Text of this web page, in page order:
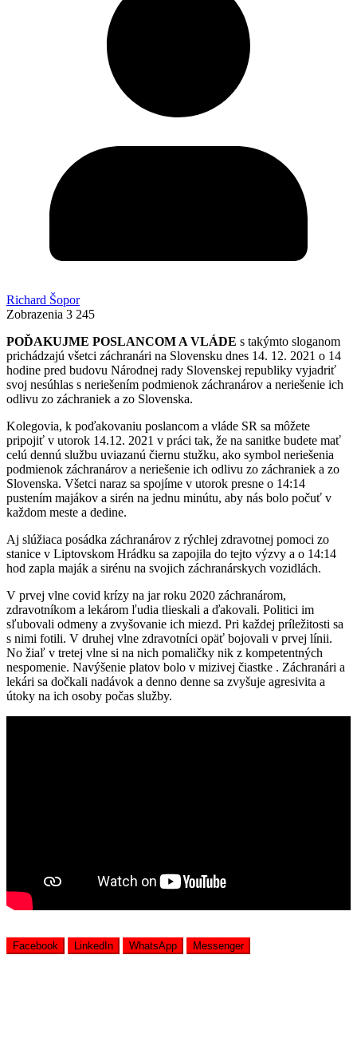
Richard Šopor
Zobrazenia 3 245
POĎAKUJME POSLANCOM A VLÁDE s takýmto sloganom
prichádzajú všetci záchranári na Slovensku dnes 14. 12. 2021 o 14
hodine pred budovu Národnej rady Slovenskej republiky vyjadriť
svoj nesúhlas s neriešením podmienok záchranárov a neriešenie ich
odlivu zo záchraniek a zo Slovenska.
Kolegovia, k poďakovaniu poslancom a vláde SR sa môžete
pripojiť v utorok 14.12. 2021 v práci tak, že na sanitke budete mať
celú dennú službu uviazanú čiernu stužku, ako symbol neriešenia
podmienok záchranárov a neriešenie ich odlivu zo záchraniek a zo
Slovenska. Všetci naraz sa spojíme v utorok presne o 14:14
pustením majákov a sirén na jednu minútu, aby nás bolo počuť v
každom meste a dedine.
Aj slúžiaca posádka záchranárov z rýchlej zdravotnej pomoci zo
stanice v Liptovskom Hrádku sa zapojila do tejto výzvy a o 14:14
hod zapla maják a sirénu na svojich záchranárskych vozidlách.
V prvej vlne covid krízy na jar roku 2020 záchranárom,
zdravotníkom a lekárom ľudia tlieskali a ďakovali. Politici im
sľubovali odmeny a zvyšovanie ich miezd. Pri každej príležitosti sa
s nimi fotili. V druhej vlne zdravotníci opäť bojovali v prvej línii.
No žiaľ v tretej vlne si na nich pomaličky nik z kompetentných
nespomenie. Navýšenie platov bolo v mizivej čiastke . Záchranári a
lekári sa dočkali nadávok a denno denne sa zvyšuje agresivita a
útoky na ich osoby počas služby.
Facebook LinkedIn WhatsApp Messenger